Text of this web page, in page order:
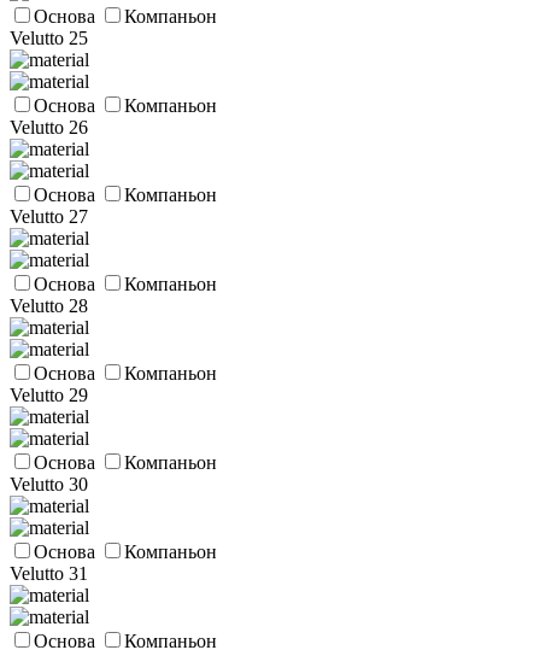
Основа
Компаньон
Velutto 25
Основа
Компаньон
Velutto 26
Основа
Компаньон
Velutto 27
Основа
Компаньон
Velutto 28
Основа
Компаньон
Velutto 29
Основа
Компаньон
Velutto 30
Основа
Компаньон
Velutto 31
Основа Компаньон